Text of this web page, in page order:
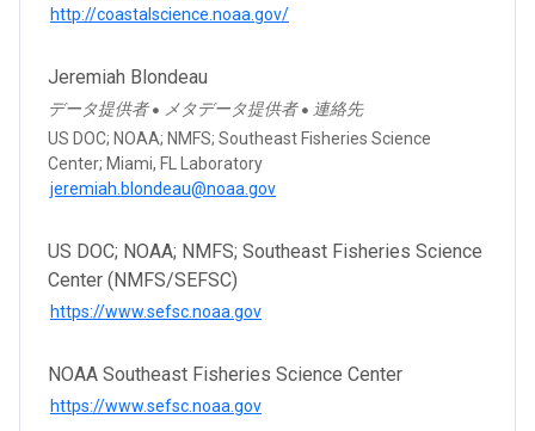
http://coastalscience.noaa.gov/
Jeremiah Blondeau
データ提供者 ● メタデータ提供者 ● 連絡先
US DOC; NOAA; NMFS; Southeast Fisheries Science
Center; Miami, FL Laboratory
jeremiah.blondeau@noaa.gov
US DOC; NOAA; NMFS; Southeast Fisheries Science
Center (NMFS/SEFSC)
https://www.sefsc.noaa.gov
NOAA Southeast Fisheries Science Center
https://www.sefsc.noaa.gov